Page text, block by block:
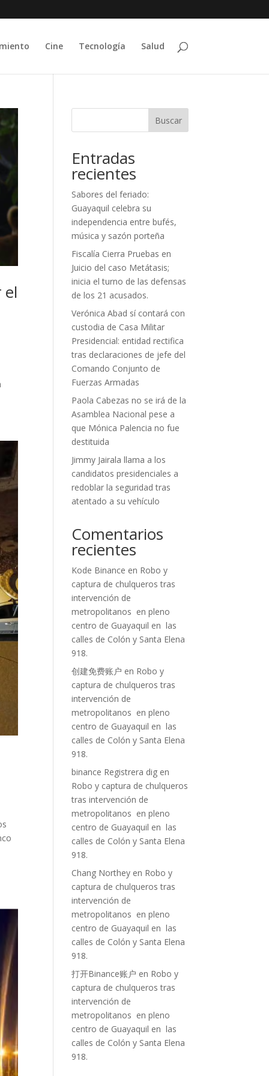
Cine Tecnología Salud
el
Buscar
Entradas
recientes
Sabores del feriado:
Guayaquil celebra su
independencia entre bufés,
música y sazón porteña
Fiscalía Cierra Pruebas en
Juicio del caso Metátasis;
inicia el turno de las defensas
de los 21 acusados.
Verónica Abad sí contará con
custodia de Casa Militar
Presidencial: entidad rectifica
tras declaraciones de jefe del
Comando Conjunto de
Fuerzas Armadas
Paola Cabezas no se irá de la
Asamblea Nacional pese a
que Mónica Palencia no fue
destituida
Jimmy Jairala llama a los
candidatos presidenciales a
redoblar la seguridad tras
atentado a su vehículo
Comentarios
recientes
Kode Binance en Robo y
captura de chulqueros tras
intervención de
metropolitanos en pleno
centro de Guayaquil en las
calles de Colón y Santa Elena
918.
创建免费账户 en Robo y
captura de chulqueros tras
intervención de
metropolitanos en pleno
centro de Guayaquil en las
calles de Colón y Santa Elena
918.
binance Registrera dig en
Robo y captura de chulqueros
tras intervención de
metropolitanos en pleno
centro de Guayaquil en las
calles de Colón y Santa Elena
918.
Chang Northey en Robo y
captura de chulqueros tras
intervención de
metropolitanos en pleno
centro de Guayaquil en las
calles de Colón y Santa Elena
918.
打开Binance账户 en Robo y
captura de chulqueros tras
intervención de
metropolitanos en pleno
centro de Guayaquil en las
calles de Colón y Santa Elena
918.